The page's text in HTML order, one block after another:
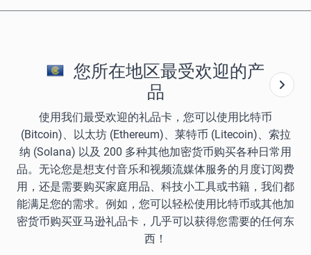
您所在地区最受欢迎的产
品
使用我们最受欢迎的礼品卡，您可以使用比特币
(Bitcoin)、以太坊 (Ethereum)、莱特币 (Litecoin)、索拉
纳 (Solana) 以及 200 多种其他加密货币购买各种日常用
品。无论您是想支付音乐和视频流媒体服务的月度订阅费
用，还是需要购买家庭用品、科技小工具或书籍，我们都
能满足您的需求。例如，您可以轻松使用比特币或其他加
密货币购买亚马逊礼品卡，几乎可以获得您需要的任何东
西！